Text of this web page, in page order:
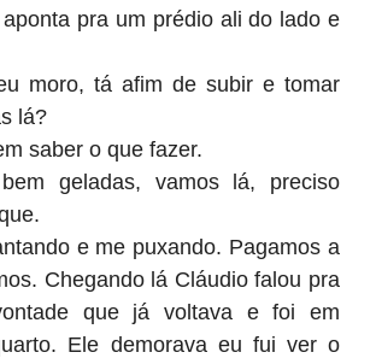
pra um prédio ali do lado e
moro, tá afim de subir e tomar
lá?
saber o que fazer.
geladas, vamos lá, preciso
e me puxando. Pagamos a
Chegando lá Cláudio falou pra
que já voltava e foi em
Ele demorava eu fui ver o